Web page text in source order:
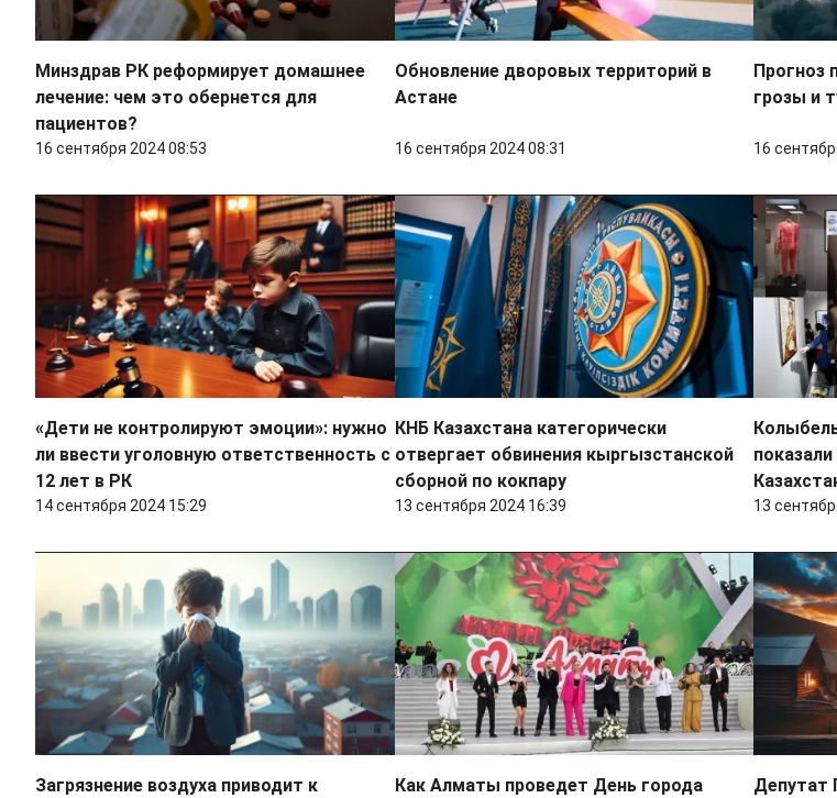
Минздрав РК реформирует домашнее
лечение: чем это обернется для
пациентов?
16 сентября 2024 08:53
Обновление дворовых территорий в
Астане
16 сентября 2024 08:31
Прогноз
грозы и
16
«Дети не контролируют эмоции»: нужно
ли ввести уголовную ответственность с
12 лет в РК
14 сентября 2024 15:29
КНБ Казахстана категорически
отвергает обвинения кыргызстанской
сборной по кокпару
13 сентября 2024 16:39 13
Загрязнение воздуха приводит к
Как Алматы проведет День города
Депутат